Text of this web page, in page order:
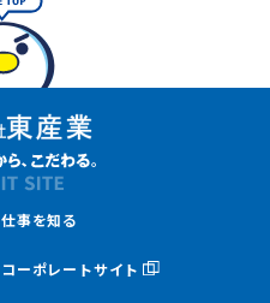
仕事を知る
コーポレートサイト